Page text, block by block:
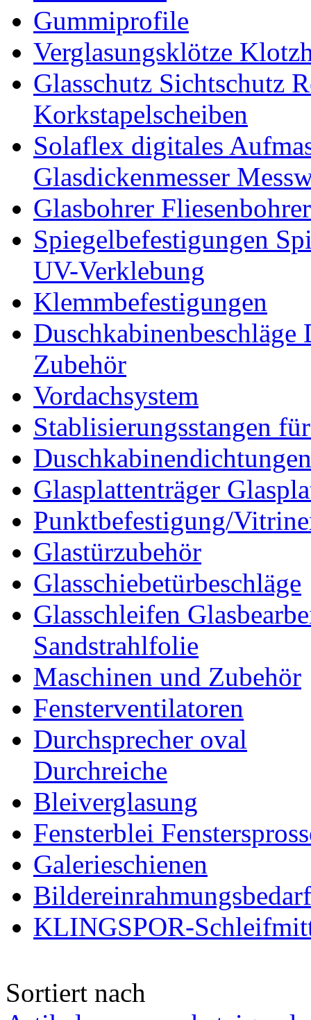
Gummiprofile
Verglasungsklötze
Glasschutz Sichtschutz
Korkstapelscheiben
Solaflex digitales
Glasdickenmesser
Glasbohrer
Spiegelbefestigungen
UV-Verklebung
Klemmbefestigungen
Zubehör
Vordachsystem
Stablisierungsstangen
Duschkabinendichtungen
Glasplattenträger
Punktbefestigung/
Glastürzubehör
Glasschiebetürbeschläge
Glasschleifen
Sandstrahlfolie
Maschinen und Zubehör
Fensterventilatoren
Durchsprecher oval
Durchreiche
Bleiverglasung
Fensterblei
Galerieschienen
Bildereinrahmungsbedarf
KLINGSPOR-
Sortiert nach